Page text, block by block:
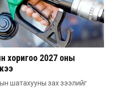
хоригоо 2027 оны
шатахууны зах зээлийг